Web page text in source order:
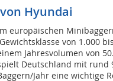
Hyundai
europäischen
von 1.000
Jahresvolumen von
Deutschland mit rund
Jahr eine wichtige